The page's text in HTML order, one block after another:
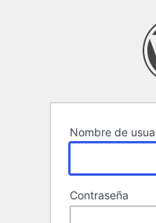
Nombre de
Contraseña